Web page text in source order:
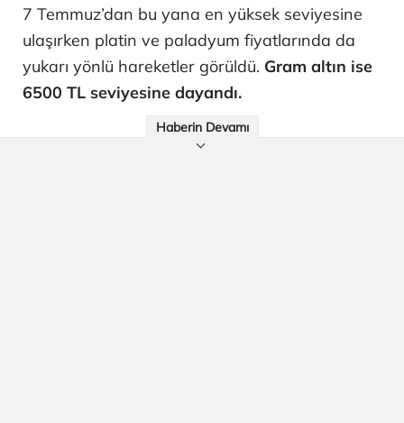
7 Temmuz’dan bu yana en yüksek seviyesine
ulaşırken platin ve paladyum fiyatlarında da
yukarı yönlü hareketler görüldü. Gram altın ise
6500 TL seviyesine dayandı.
Haberin Devamı